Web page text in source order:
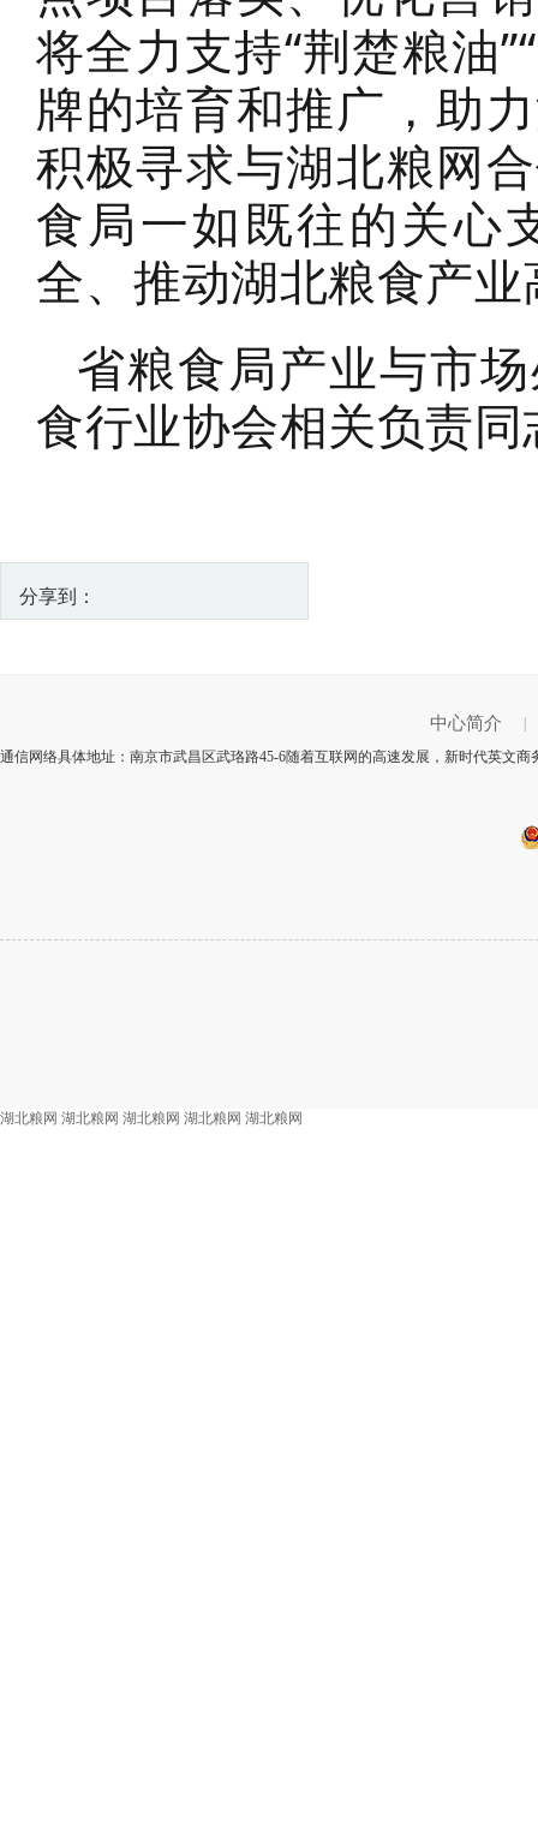
将全力支持“荆楚粮油
牌的培育和推广，助
积极寻求与湖北粮网
食局一如既往的关心
全、推动湖北粮食产
省粮食局产业与市
食行业协会相关负责
分享到：
中心简介
通信网络具体地址：南京市武昌区武珞路45-6随着互联网的高速发展，新时代英文
湖北粮网 湖北粮网 湖北粮网 湖北粮网 湖北粮网